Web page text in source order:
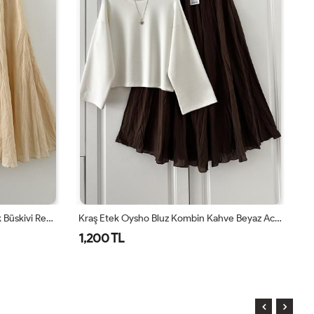
Kraş Etek Oysho Bluz Kombin Kahve Beyaz Acı Kahve Kraş Pamuk Etek Ekru